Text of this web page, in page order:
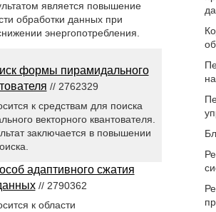
является повышение
обработки данных при
энергопотребления.
формы пирамидального
// 2762329
к средствам для поиска
векторного квантователя.
заключается в повышении
адаптивного сжатия
// 2790362
к области